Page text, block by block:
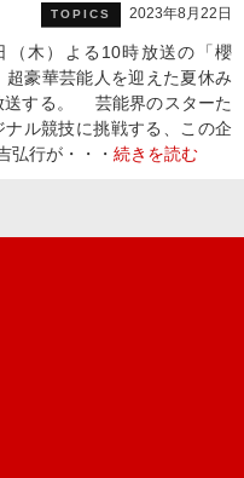
TOPICS 2023年8月22日
木）よる10時放送の「櫻
豪華芸能人を迎えた夏休み
送する。 芸能界のスターた
ナル競技に挑戦する、この企
弘行が・・・ 続きを読む